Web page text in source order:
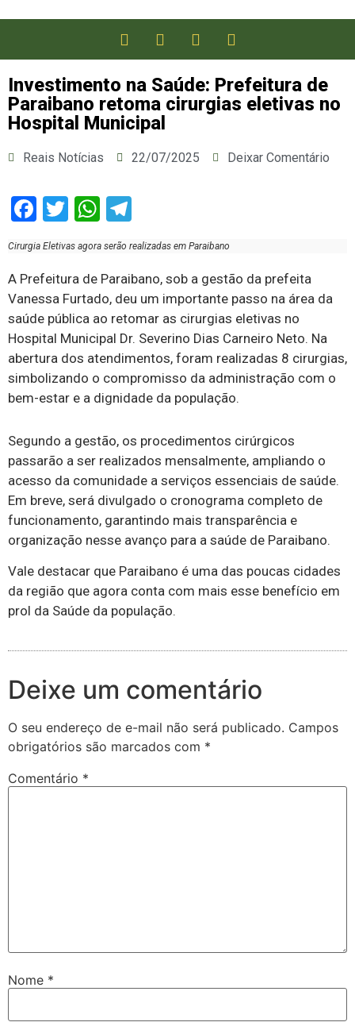
Investimento na Saúde: Prefeitura de
Paraibano retoma cirurgias eletivas no
Hospital Municipal
Reais Notícias 22/07/2025 Deixar Comentário
Facebook
TwitterWhatsApp
Cirurgia Eletivas agora serão realizadas em Paraibano
A Prefeitura de Paraibano, sob a gestão da prefeita
Vanessa Furtado, deu um importante passo na área da
saúde pública ao retomar as cirurgias eletivas no
Hospital Municipal Dr. Severino Dias Carneiro Neto. Na
abertura dos atendimentos, foram realizadas 8 cirurgias,
simbolizando o compromisso da administração com o
bem-estar e a dignidade da população.
Segundo a gestão, os procedimentos cirúrgicos
passarão a ser realizados mensalmente, ampliando o
acesso da comunidade a serviços essenciais de saúde.
Em breve, será divulgado o cronograma completo de
funcionamento, garantindo mais transparência e
organização nesse avanço para a saúde de Paraibano.
Vale destacar que Paraibano é uma das poucas cidades
da região que agora conta com mais esse benefício em
prol da Saúde da população.
Deixe um comentário
O seu endereço de e-mail não será publicado. Campos
obrigatórios são marcados com *
Comentário *
Nome *